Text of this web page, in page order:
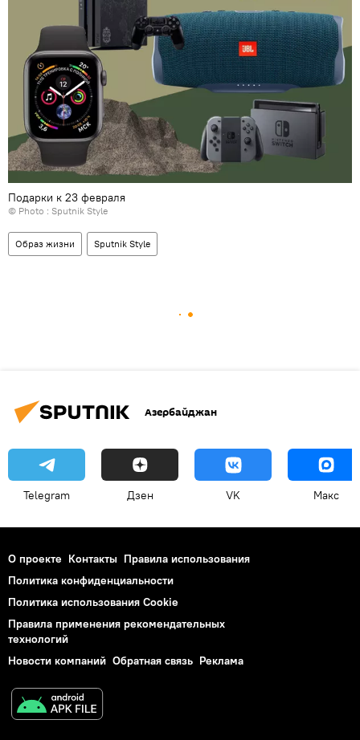
Подарки к 23 февраля
© Photo : Sputnik Style
Образ жизни Sputnik Style
Азербайджан
Telegram Дзен VK Макс
О проекте Контакты Правила использования
Политика конфиденциальности
Политика использования Cookie
Правила применения рекомендательных
технологий
Новости компаний Обратная связь Реклама